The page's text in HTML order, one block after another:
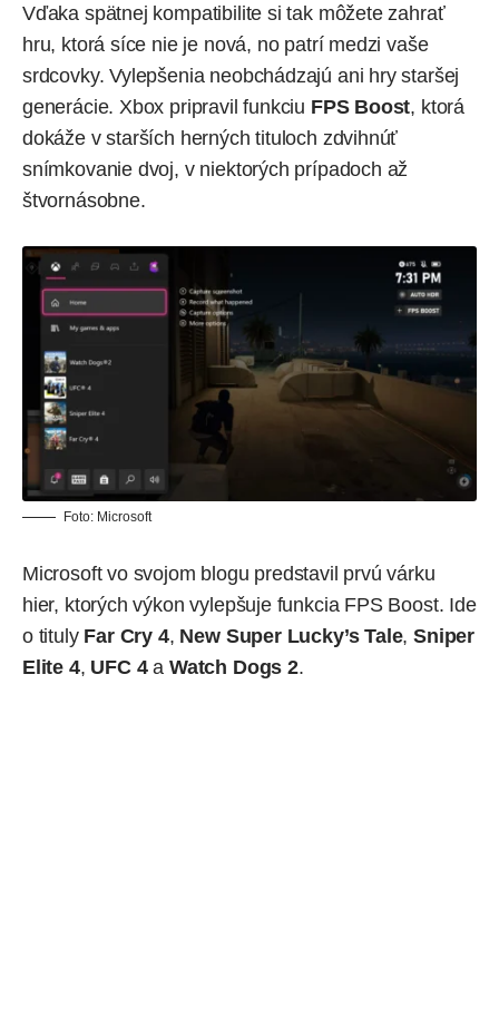
Vďaka spätnej kompatibilite si tak môžete zahrať
hru, ktorá síce nie je nová, no patrí medzi vaše
srdcovky. Vylepšenia neobchádzajú ani hry staršej
generácie. Xbox pripravil funkciu FPS Boost, ktorá
dokáže v starších herných tituloch zdvihnúť
snímkovanie dvoj, v niektorých prípadoch až
štvornásobne.
Foto: Microsoft
Microsoft vo svojom blogu predstavil prvú várku
hier, ktorých výkon vylepšuje funkcia FPS Boost. Ide
o tituly Far Cry 4, New Super Lucky’s Tale,Sniper
Elite 4, UFC 4a Watch Dogs 2.